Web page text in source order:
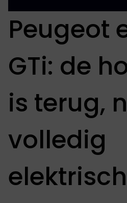
Peugeot
GTi: de
is terug,
volledig
elektrisch